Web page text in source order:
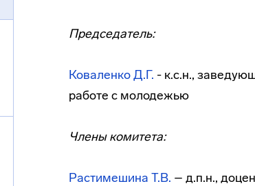
Председатель:
Коваленко Д.Г. - к.с.н.,
работе с молодежью
Члены комитета:
Растимешина Т.В. – д.п.н.,